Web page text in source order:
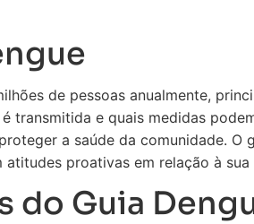
de pessoas anualmente,
transmitida e quais medidas
a saúde da comunidade. O
proativas em relação à sua
do Guia